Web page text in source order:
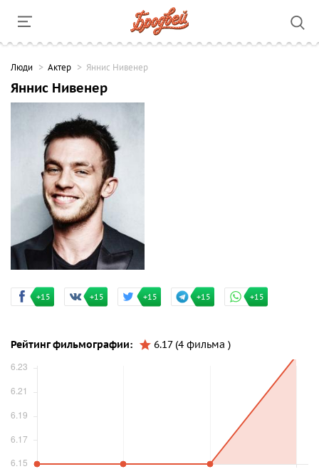
Люди Актер Яннис Нивенер
Яннис Нивенер
+15 +15 +15 +15 +15
Рейтинг фильмографии: 6.17 (4 фильма )